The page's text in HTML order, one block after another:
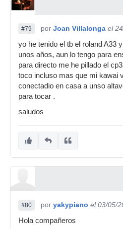
#79 por Joan Villalonga el
yo he tenido el tb el roland A33
unos años, aun lo tengo para
para directo me he pillado el
toco incluso mas que mi kawai
conectadio en casa a unso
para tocar .
saludos
#80 por yakypiano el 03/05/
Hola compañeros